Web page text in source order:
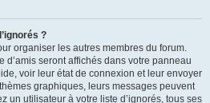
?
organiser les autres membres du forum.
d’amis seront affichés dans votre panneau
voir leur état de connexion et leur envoyer
graphiques, leurs messages peuvent
un utilisateur à votre liste d’ignorés, tous ses